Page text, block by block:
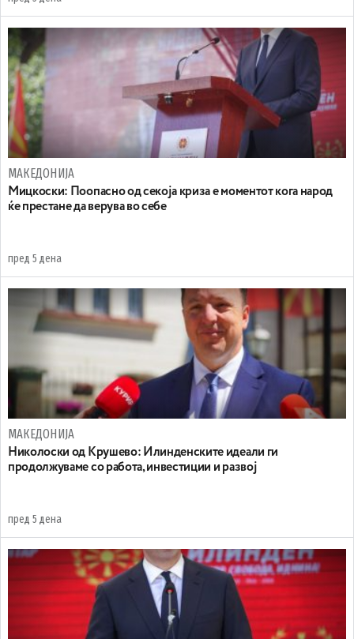
МАКЕДОНИЈА
Мицкоски: Поопасно од секоја криза е моментот кога народ
ќе престане да верува во себе
пред 5 дена
МАКЕДОНИЈА
Николоски од Крушево: Илинденските идеали ги
продолжуваме со работа, инвестиции и развој
пред 5 дена